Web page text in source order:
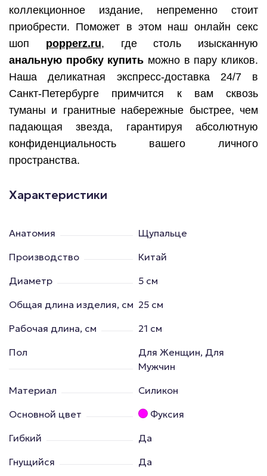
коллекционное издание, непременно стоит
приобрести. Поможет в этом наш онлайн секс
шоп popperz.ru, где столь изысканную
анальную пробку купить можно в пару кликов.
Наша деликатная экспресс-доставка 24/7 в
Санкт-Петербурге примчится к вам сквозь
туманы и гранитные набережные быстрее, чем
падающая звезда, гарантируя абсолютную
конфиденциальность вашего личного
пространства.
Характеристики
Анатомия
Щупальце
Производство
Китай
Диаметр
5 см
Общая длина изделия, см 25 см
Рабочая длина, см
21 см
Пол
Для Женщин, Для
Мужчин
Материал
Силикон
Основной цвет
Фуксия
Гибкий
Да
Гнущийся
Да